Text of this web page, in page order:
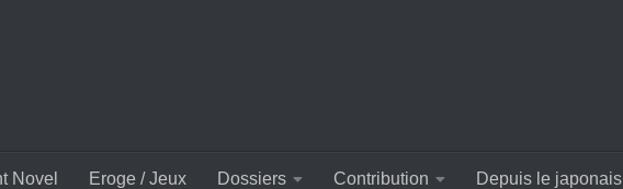
Novel Eroge / Jeux Dossiers Contribution Depuis le japonais